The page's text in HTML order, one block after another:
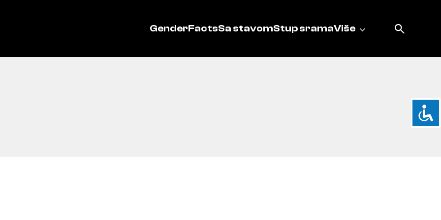
GenderFactsSa stavomStup sramaViše